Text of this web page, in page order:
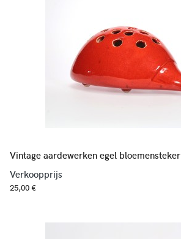
Vintage aardewerken egel bloemensteker
Verkoopprijs
25,00 €